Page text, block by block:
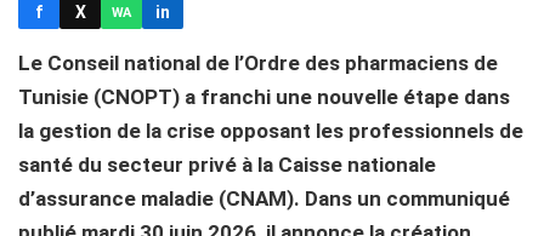
f X WA in
Le Conseil national de l’Ordre des pharmaciens de
Tunisie (CNOPT) a franchi une nouvelle étape dans
la gestion de la crise opposant les professionnels de
santé du secteur privé à la Caisse nationale
d’assurance maladie (CNAM). Dans un communiqué